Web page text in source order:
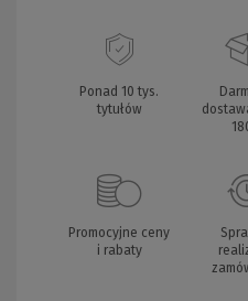
Ponad 10 tys.
tytułów
Promocyjne ceny
i rabaty